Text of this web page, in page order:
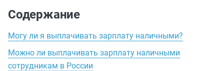
Содержание
Могу ли я выплачивать зарплату наличными?
Можно ли выплачивать зарплату наличными
сотрудникам в России